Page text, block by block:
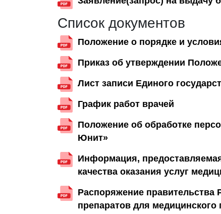
Список документов
Положение о порядке и
Приказ об утверждении
Лист записи Единого
График работ врачей
Положение об обработке
Юнит»
Информация,
качества оказания услуг
Распоряжение
препаратов для медицинского